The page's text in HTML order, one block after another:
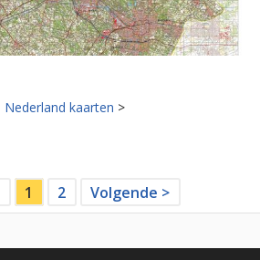
Nederland kaarten >
1 2 Volgende >